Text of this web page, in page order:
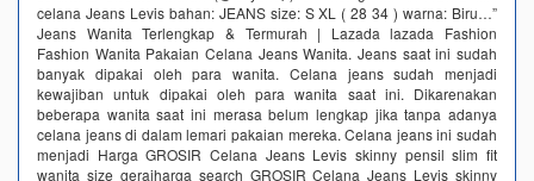
celana Jeans Levis bahan: JEANS size: S XL ( 28 34 ) warna: Biru…”
Jeans Wanita Terlengkap & Termurah | Lazada lazada Fashion
Fashion Wanita Pakaian Celana Jeans Wanita. Jeans saat ini sudah
banyak dipakai oleh para wanita. Celana jeans sudah menjadi
kewajiban untuk dipakai oleh para wanita saat ini. Dikarenakan
beberapa wanita saat ini merasa belum lengkap jika tanpa adanya
celana jeans di dalam lemari pakaian mereka. Celana jeans ini sudah
menjadi Harga GROSIR Celana Jeans Levis skinny pensil slim fit
wanita size geraiharga search GROSIR Celana Jeans Levis skinny